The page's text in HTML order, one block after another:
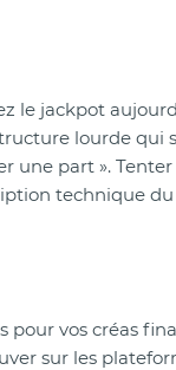
le jackpot
lourde qui
part ».
technique
vos créas
sur les